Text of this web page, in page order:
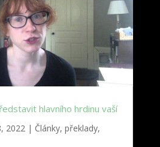
hlavního hrdinu vaší
2022 | Články, překlady,